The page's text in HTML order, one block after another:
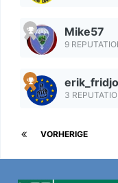
Mike57
9
3
VORHERIGE